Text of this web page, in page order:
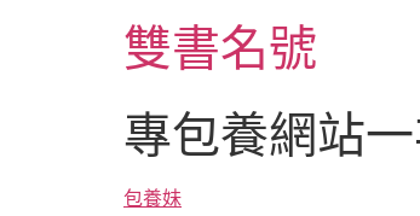
雙書名號
專包養網站
包養妹